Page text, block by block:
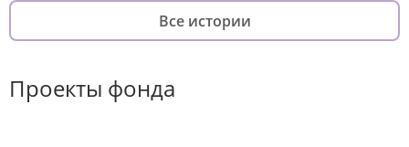
Все истории
Проекты фонда